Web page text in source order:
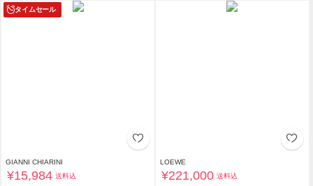
タイムセール
GIANNI CHIARINI
¥15,984 送料込
LOEWE
¥221,000 送料込